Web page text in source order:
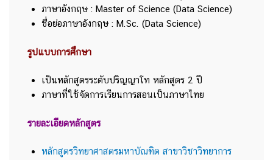
ภาษาอังกฤษ : Master of Science (Data Science)
ชื่อย่อภาษาอังกฤษ : M.Sc. (Data Science)
รูปแบบการศึกษา
เป็นหลักสูตรระดับปริญญาโท หลักสูตร 2 ปี
ภาษาที่ใช้จัดการเรียนการสอนเป็นภาษาไทย
รายละเอียดหลักสูตร
หลักสูตรวิทยาศาสตรมหาบัณฑิต สาขาวิชาวิทยาการ